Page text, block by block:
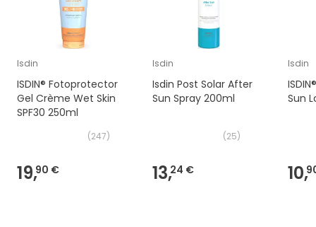
Isdin
ISDIN® Fotoprotector
Gel Crème Wet Skin
SPF30 250ml
(247)
19,90 €
Isdin
Isdin Post Solar After
Sun Spray 200ml
(25)
13,24 €
Isdin
Sun
10,